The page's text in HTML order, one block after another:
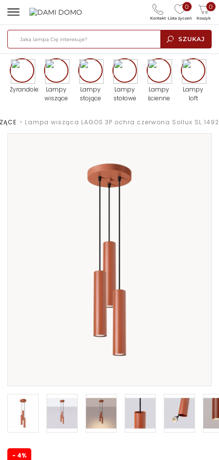
SZUKAJ
0
Lista życzeń
0
Koszyk
Kontakt
Żyrandole
Lampy
wiszące
Lampy
stojące
Lampy
stołowe
Lampy
ścienne
Lampy
loft
> Lampa wisząca LAGOS 3P ochra czerwona Sollux SL.1492
- 4%